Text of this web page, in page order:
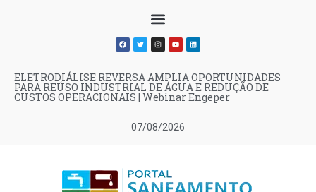
07/08/2026
ELETRODIÁLISE REVERSA AMPLIA OPORTUNIDADES
PARA REÚSO INDUSTRIAL DE ÁGUA E REDUÇÃO DE
CUSTOS OPERACIONAIS | Webinar Engeper